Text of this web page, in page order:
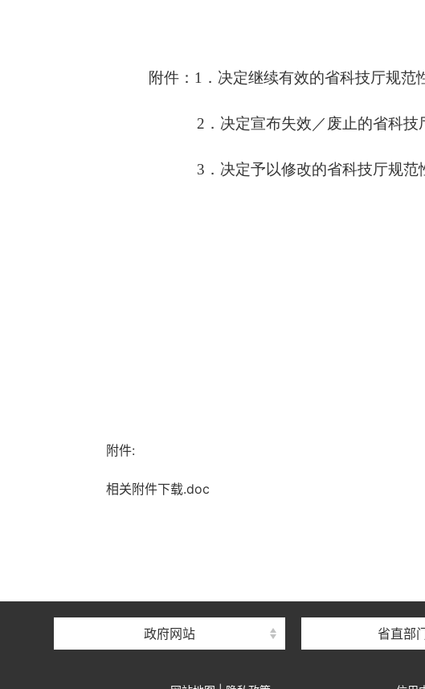
附件： 1．决定继续有效的省科技厅规范
2．决定宣布失效 ／废止的省科技
3．决定予以修改的省科技厅规范
附件:
相关附件下载.doc
政府网站 省直部